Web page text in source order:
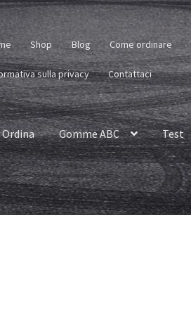
Shop Blog Come ordinare
sulla privacy Contattaci
Ordina Gomme ABC Test